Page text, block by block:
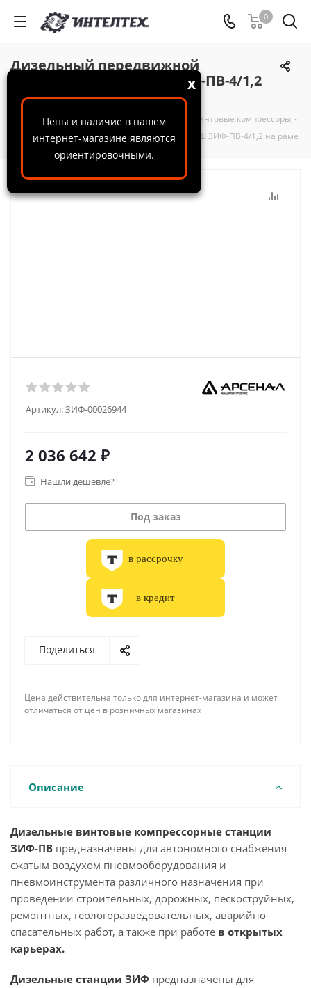
Цены и наличие в нашем
интернет-магазине являются
ориентировочными.
x
0
Дизельный передвижной
компрессор АРСМАШ ЗИФ-ПВ-4/1,2
на раме
ООО "ИнтелТех" - Каталог Компрессоры Винтовые компрессоры -
Дизельный передвижной компрессор АРСМАШ ЗИФ-ПВ-4/1,2 на раме
Артикул:ЗИФ-00026944
2 036 642 ₽
Нашли дешевле?
Под заказ
в рассрочку
в кредит
Поделиться
Цена действительна только для интернет-магазина и может
отличаться от цен в розничных магазинах
Описание
Дизельные винтовые компрессорные станции
ЗИФ-ПВ предназначены для автономного снабжения
сжатым воздухом пневмооборудования и
пневмоинструмента различного назначения при
проведении строительных, дорожных, пескоструйных,
ремонтных, геологоразведовательных, аварийно-
спасательных работ, а также при работе в открытых
карьерах.
Дизельные станции ЗИФ предназначены для